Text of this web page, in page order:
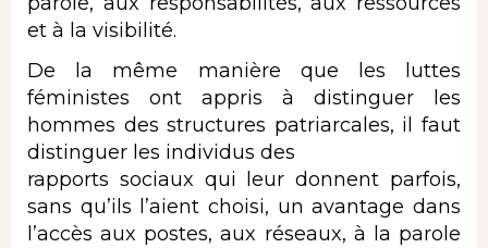
et à la visibilité.
De la même manière que les luttes
féministes ont appris à distinguer les
hommes des structures patriarcales, il faut
distinguer les individus des
rapports sociaux qui leur donnent parfois,
sans qu’ils l’aient choisi, un avantage dans
l’accès aux postes, aux réseaux, à la parole